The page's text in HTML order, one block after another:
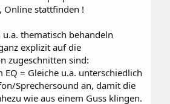
Online stattfinden !
u.a. thematisch behandeln
explizit auf die
zugeschnitten sind:
= Gleiche u.a. unterschiedlich
Sprechersound an, damit die
wie aus einem Guss klingen.